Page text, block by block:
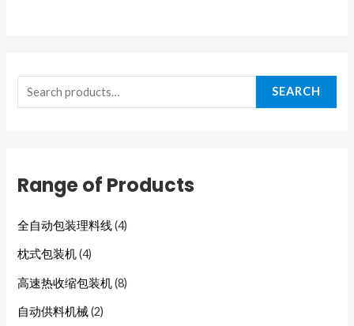
SEARCH
Range of Products
全自动包装理料线 (4)
枕式包装机 (4)
高速热收缩包装机 (8)
自动供料机械 (2)